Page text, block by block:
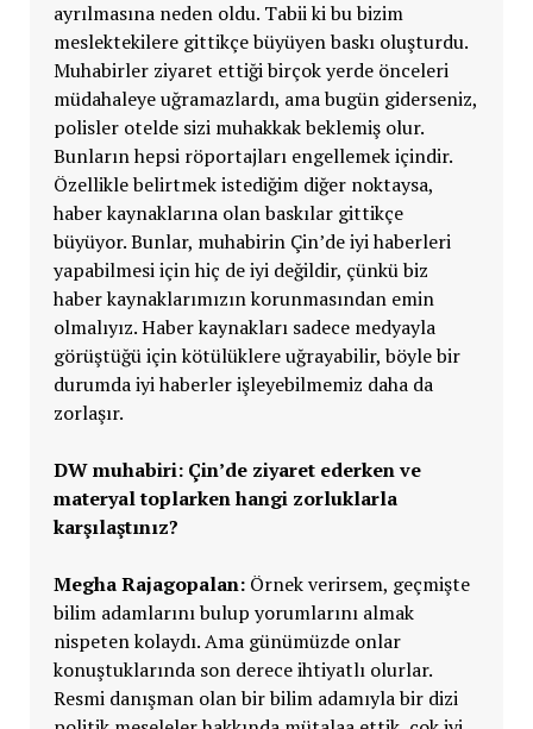
ayrılmasına neden oldu. Tabii ki bu bizim
meslektekilere gittikçe büyüyen baskı oluşturdu.
Muhabirler ziyaret ettiği birçok yerde önceleri
müdahaleye uğramazlardı, ama bugün giderseniz,
polisler otelde sizi muhakkak beklemiş olur.
Bunların hepsi röportajları engellemek içindir.
Özellikle belirtmek istediğim diğer noktaysa,
haber kaynaklarına olan baskılar gittikçe
büyüyor. Bunlar, muhabirin Çin’de iyi haberleri
yapabilmesi için hiç de iyi değildir, çünkü biz
haber kaynaklarımızın korunmasından emin
olmalıyız. Haber kaynakları sadece medyayla
görüştüğü için kötülüklere uğrayabilir, böyle bir
durumda iyi haberler işleyebilmemiz daha da
zorlaşır.
DW muhabiri: Çin’de ziyaret ederken ve
materyaltoplarken hangi zorluklarla
karşılaştınız?
Megha Rajagopalan:Örnek verirsem, geçmişte
bilim adamlarını bulup yorumlarını almak
nispeten kolaydı. Ama günümüzde onlar
konuştuklarında son derece ihtiyatlı olurlar.
Resmi danışman olan bir bilim adamıyla bir dizi